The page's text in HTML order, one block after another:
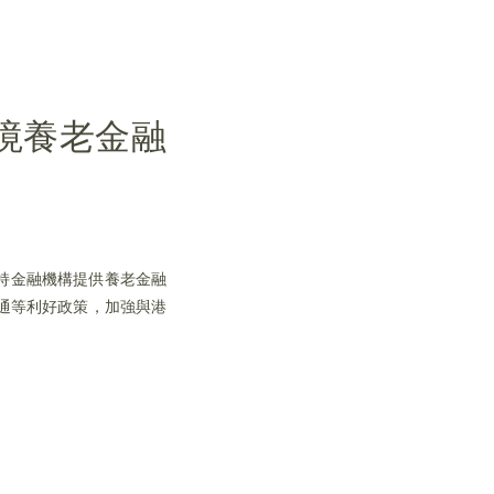
養老金融
金融機構提供養老金融
等利好政策，加強與港